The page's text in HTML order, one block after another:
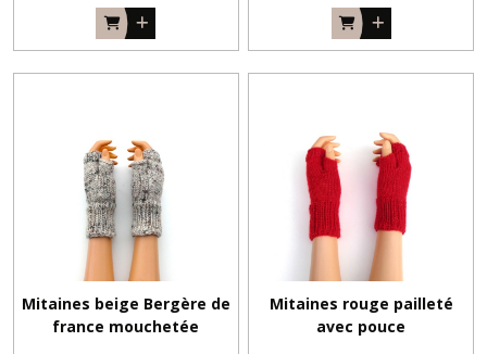
Mitaines beige Bergère de
france mouchetée
Mitaines rouge pailleté
avec pouce